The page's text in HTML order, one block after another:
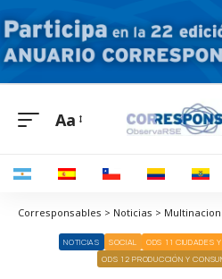
Aa
NOTICIAS SOCIAL
ODS 11 CIUDADES
ODS 12 PRODUCCIÓN Y